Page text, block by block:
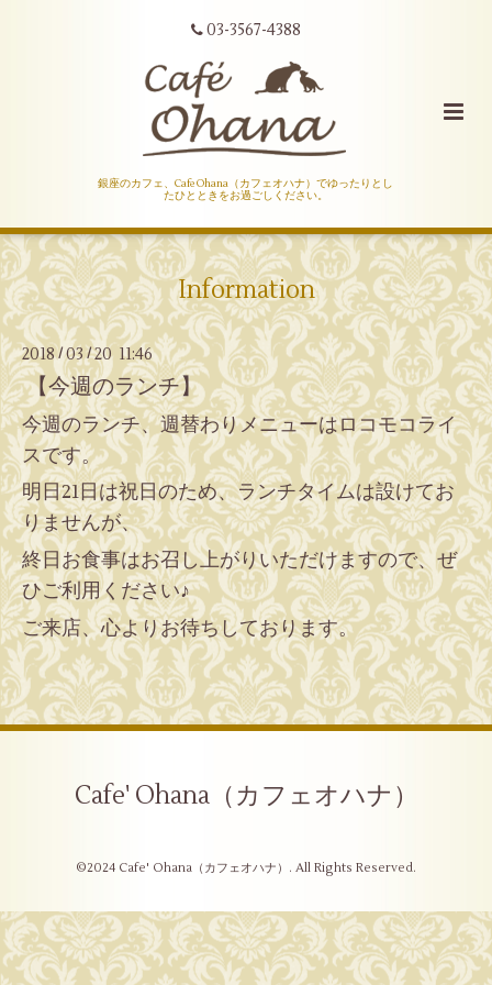
03-3567-4388
銀座のカフェ、Cafe Ohana（カフェオハナ）でゆったりとし
たひとときをお過ごしください。
Information
2018/03 /20 11:46
【今週のランチ】
今週のランチ、週替わりメニューはロコモコライ
スです。
明日21日は祝日のため、ランチタイムは設けてお
りませんが、
終日お食事はお召し上がりいただけますので、ぜ
ひご利用ください♪
ご来店、心よりお待ちしております。
Cafe' Ohana（カフェオハナ）
©2024 Cafe' Ohana（カフェオハナ） . All Rights Reserved.